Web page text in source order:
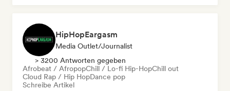
HipHopEargasm
Media Outlet/Journalist
> 3200 Antworten gegeben
Afrobeat / AfropopChill / Lo-fi Hip-HopChill out
Cloud Rap / Hip HopDance pop
Schreibe Artikel